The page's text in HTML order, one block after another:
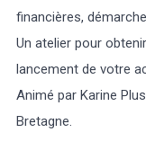
financières,
Un atelier pour
lancement de votre
Animé par Karine
Bretagne.